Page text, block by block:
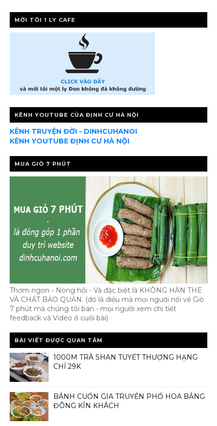
MỜI TÔI 1 LY CAFE
KÊNH YOUTUBE CỦA ĐỊNH CƯ HÀ NỘI
KÊNH TRUYỆN ĐỜI - DINHCUHANOI
KÊNH YOUTUBE ĐỊNH CƯ HÀ NỘI
MUA GIÒ 7 PHÚT
Thơm ngon - Nóng hổi - Và đặc biệt là KHÔNG HÀN THE
VÀ CHẤT BẢO QUẢN. (đó là điều mà mọi người nói về Giò
7 phút mà chúng tôi bán - mọi người xem chi tiết
feedback và Video ở cuối bài)
BÀI VIẾT ĐƯỢC QUAN TÂM
1000M TRÀ SHAN TUYẾT THƯỢNG HẠNG
CHỈ 29K
BÁNH CUỐN GIA TRUYỀN PHỐ HOA BẰNG
ĐÔNG KÍN KHÁCH